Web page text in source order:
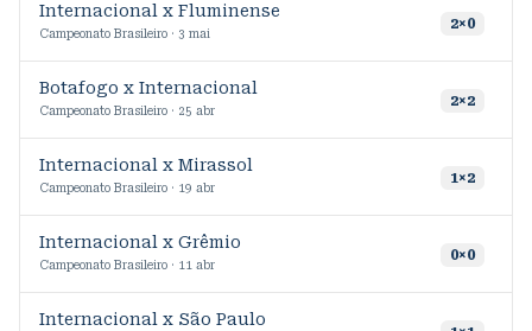
Internacional x Fluminense
Campeonato Brasileiro · 3 mai
2×0
Botafogo x Internacional
Campeonato Brasileiro · 25 abr
2×2
Internacional x Mirassol
Campeonato Brasileiro · 19 abr
1×2
Internacional x Grêmio
Campeonato Brasileiro · 11 abr
0×0
Internacional x São Paulo